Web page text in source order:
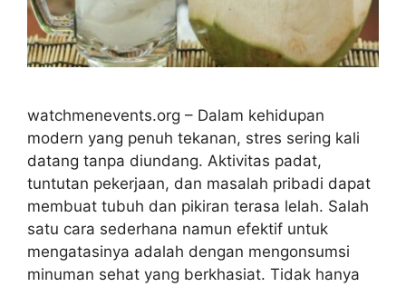
watchmenevents.org – Dalam kehidupan
modern yang penuh tekanan, stres sering kali
datang tanpa diundang. Aktivitas padat,
tuntutan pekerjaan, dan masalah pribadi dapat
membuat tubuh dan pikiran terasa lelah. Salah
satu cara sederhana namun efektif untuk
mengatasinya adalah dengan mengonsumsi
minuman sehat yang berkhasiat. Tidak hanya